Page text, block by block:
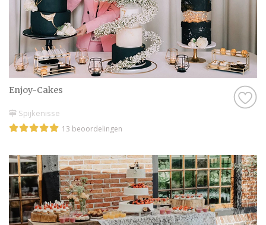
Enjoy-Cakes
Spijkenisse
13 beoordelingen